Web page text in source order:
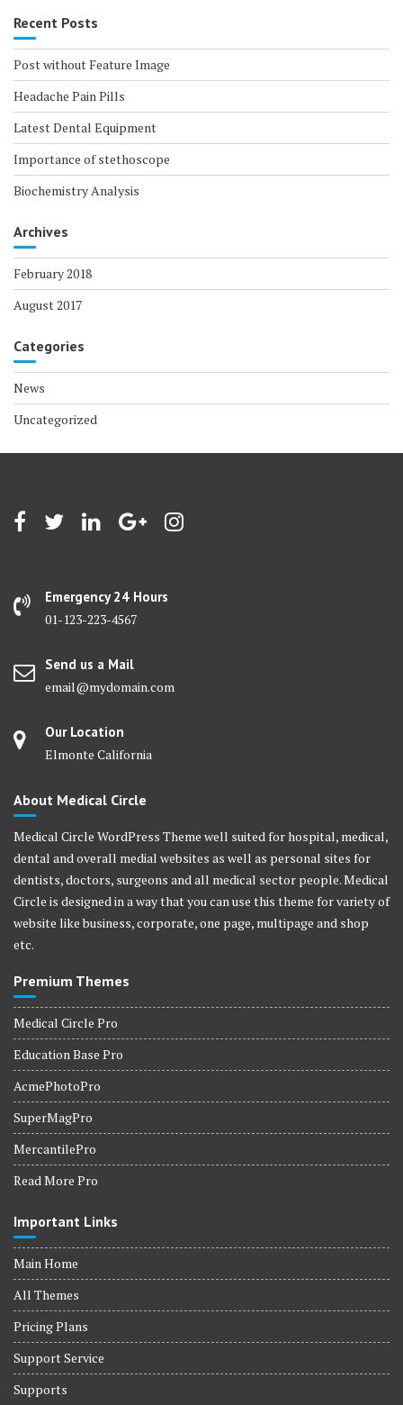
Recent Posts
Post without Feature Image
Headache Pain Pills
Latest Dental Equipment
Importance of stethoscope
Biochemistry Analysis
Archives
February 2018
August 2017
Categories
News
Uncategorized
Emergency 24 Hours
01-123-223-4567
Send us a Mail
email@mydomain.com
Our Location
Elmonte California
About Medical Circle
Medical Circle WordPress Theme well suited for hospital, medical,
dental and overall medial websites as well as personal sites for
dentists, doctors, surgeons and all medical sector people. Medical
Circle is designed in a way that you can use this theme for variety of
website like business, corporate, one page, multipage and shop
etc.
Premium Themes
Medical Circle Pro
Education Base Pro
AcmePhotoPro
SuperMagPro
MercantilePro
Read More Pro
Important Links
Main Home
All Themes
Pricing Plans
Support Service
Supports